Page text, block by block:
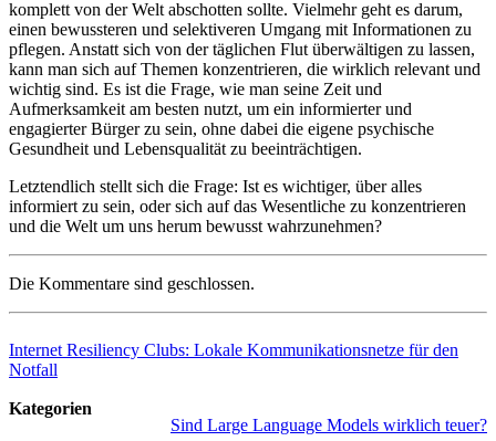
komplett von der Welt abschotten sollte. Vielmehr geht es darum,
einen bewussteren und selektiveren Umgang mit Informationen zu
pflegen. Anstatt sich von der täglichen Flut überwältigen zu lassen,
kann man sich auf Themen konzentrieren, die wirklich relevant und
wichtig sind. Es ist die Frage, wie man seine Zeit und
Aufmerksamkeit am besten nutzt, um ein informierter und
engagierter Bürger zu sein, ohne dabei die eigene psychische
Gesundheit und Lebensqualität zu beeinträchtigen.
Letztendlich stellt sich die Frage: Ist es wichtiger, über alles
informiert zu sein, oder sich auf das Wesentliche zu konzentrieren
und die Welt um uns herum bewusst wahrzunehmen?
Die Kommentare sind geschlossen.
Internet Resiliency Clubs: Lokale Kommunikationsnetze für den
Notfall
Sind Large Language Models wirklich teuer?
Kategorien